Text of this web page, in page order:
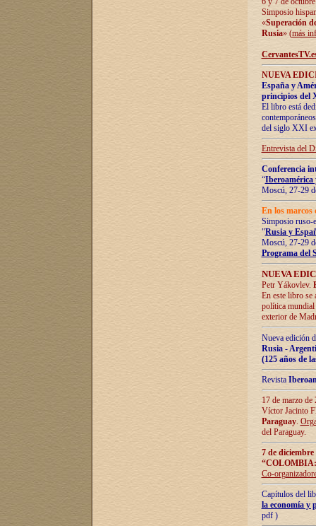
Simposio
«Superación
Rusia» (más
NUEVA
España y
principios del
El libro está
del siglo XXI
Entrevista del
Conferencia
“Iberoamérica
Moscú, 27-29
En los marcos
Simposio ruso-
"Rusia y
Moscú, 27-29
Programa del
NUEVA
Petr Yákovlev.
En este libro se
política mundial
exterior de
Nueva edición
Rusia -
(125 años de
Revista
17 de marzo
Víctor Jacinto
Paraguay.
del Paraguay.
7 de
Co-
Capítulos del
la economía y
pdf )